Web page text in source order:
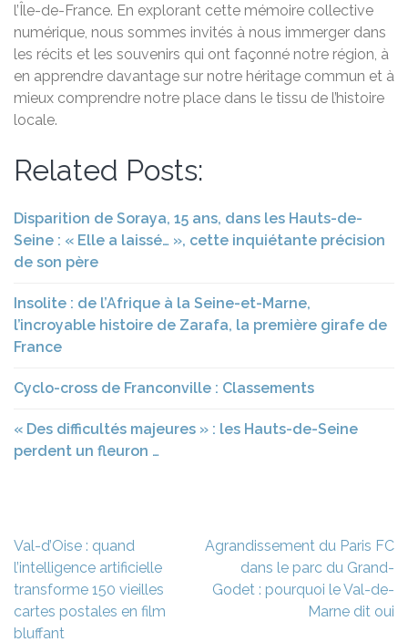
l’Île-de-France. En explorant cette mémoire collective
numérique, nous sommes invités à nous immerger dans
les récits et les souvenirs qui ont façonné notre région, à
en apprendre davantage sur notre héritage commun et à
mieux comprendre notre place dans le tissu de l’histoire
locale.
Related Posts:
Disparition de Soraya, 15 ans, dans les Hauts-de-
Seine : « Elle a laissé… », cette inquiétante précision
de son père
Insolite : de l’Afrique à la Seine-et-Marne,
l’incroyable histoire de Zarafa, la première girafe de
France
Cyclo-cross de Franconville : Classements
« Des difficultés majeures » : les Hauts-de-Seine
perdent un fleuron …
Navigation
de
l’article
Val-d’Oise : quand
l’intelligence artificielle
transforme 150 vieilles
cartes postales en film
bluffant
Agrandissement du Paris FC
dans le parc du Grand-
Godet : pourquoi le Val-de-
Marne dit oui